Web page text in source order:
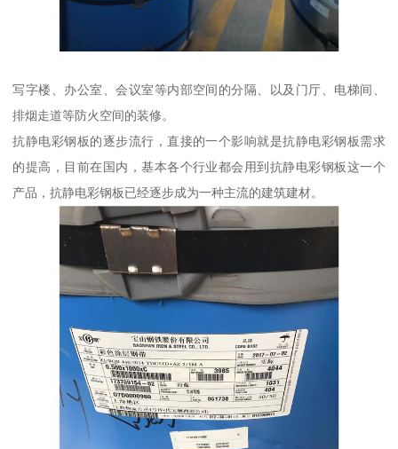
写字楼、办公室、会议室等内部空间的分隔、以及门厅、电梯间、
排烟走道等防火空间的装修。
抗静电彩钢板的逐步流行，直接的一个影响就是抗静电彩钢板需求
的提高，目前在国内，基本各个行业都会用到抗静电彩钢板这一个
产品，抗静电彩钢板已经逐步成为一种主流的建筑建材。